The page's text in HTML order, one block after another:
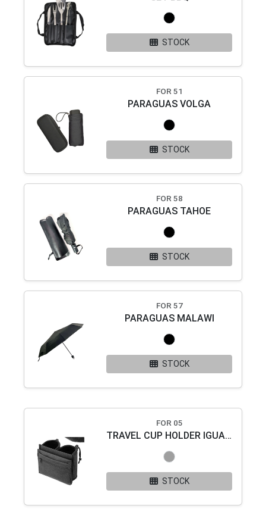
STOCK
FOR 51
PARAGUAS VOLGA
STOCK
FOR 58
PARAGUAS TAHOE
STOCK
FOR 57
PARAGUAS MALAWI
STOCK
FOR 05
TRAVEL CUP HOLDER IGUAZU
STOCK